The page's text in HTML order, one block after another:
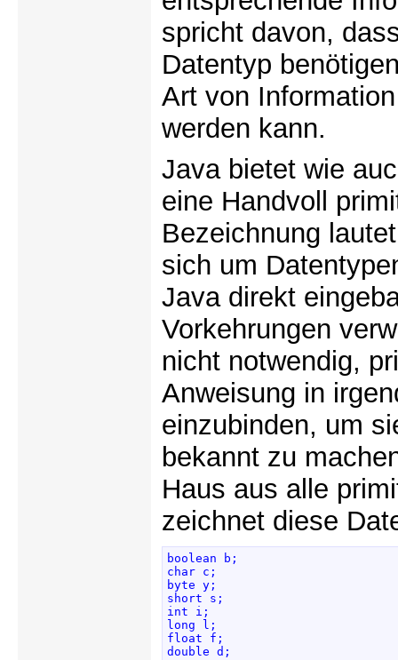
spricht davon,
Datentyp
Art von
werden kann.
Java bietet wie
eine Handvoll
Bezeichnung
sich um
Java direkt
Vorkehrungen
nicht notwendig,
Anweisung in
einzubinden, um
bekannt zu
Haus aus alle
zeichnet diese
boolean b;
char c;
byte y;
short s;
int i;
long l;
float f;
double d;